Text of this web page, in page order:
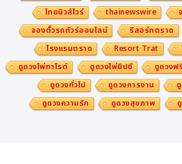
ไทยนิวส์ไวร์
thainewswire
จองตั๋วรถทัวร์ออนไลน์
รีสอร์ทตราด
โรงแรมตราด
Resort Trat
ดูดวงไพ่ทาโรต์
ดูดวงไพ่ยิปซี ดูดวงฟ
ดูดวงทั่วไป
ดูดวงการงาน
ดูดวงความรัก
ดูดวงสุขภาพ